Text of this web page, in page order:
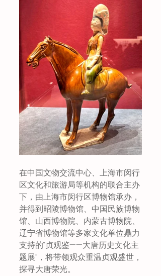
在中国文物交流中心、上海市闵行
区文化和旅游局等机构的联合主办
下，由上海市闵行区博物馆承办，
并得到昭陵博物馆、中国民族博物
馆、山西博物院、内蒙古博物院、
辽宁省博物馆等多家文化单位鼎力
支持的“贞观鉴——大唐历史文化主
题展”，将带领观众重温贞观盛世，
探寻大唐荣光。